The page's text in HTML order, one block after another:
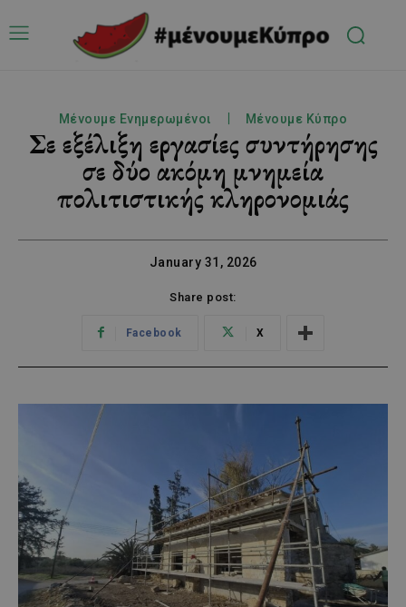
Μένουμε Ενημερωμένοι Μένουμε Κύπρο
Σε εξέλιξη εργασίες συντήρησης
σε δύο ακόμη μνημεία
πολιτιστικής κληρονομιάς
January 31, 2026
Share post:
Facebook X